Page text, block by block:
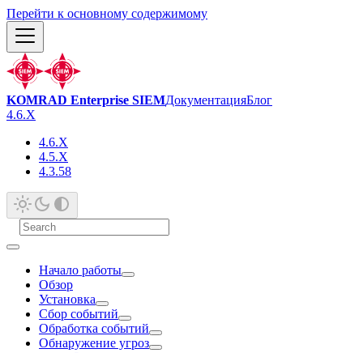
Перейти к основному содержимому
KOMRAD Enterprise SIEMДокументацияБлог
4.6.X
4.6.X
4.5.X
4.3.58
Начало работы
Обзор
Установка
Сбор событий
Обработка событий
Обнаружение угроз